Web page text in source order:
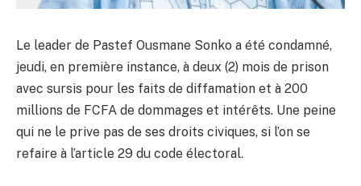
Le leader de Pastef Ousmane Sonko a été condamné,
jeudi, en première instance, à deux (2) mois de prison
avec sursis pour les faits de diffamation et à 200
millions de FCFA de dommages et intérêts. Une peine
qui ​ne le prive pas de ses droits civiques, si l’on se
refaire à l’article 29 du code électoral.